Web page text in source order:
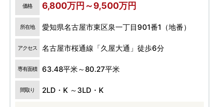
価格 6,800万円～9,500万円
所在地 愛知県名古屋市東区泉一丁目901番1（地番）
アクセス 名古屋市桜通線「久屋大通」徒歩6分
専有面積 63.48平米～80.27平米
間取り 2LD・K ～3LD・K